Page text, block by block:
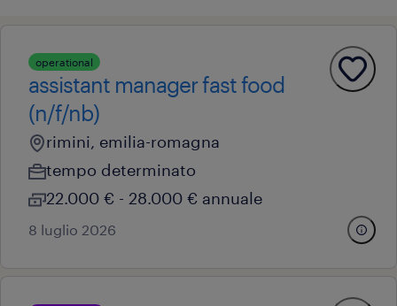
operational
assistant manager fast food
(n/f/nb)
rimini, emilia-romagna
tempo determinato
22.000 € - 28.000 € annuale
8 luglio 2026